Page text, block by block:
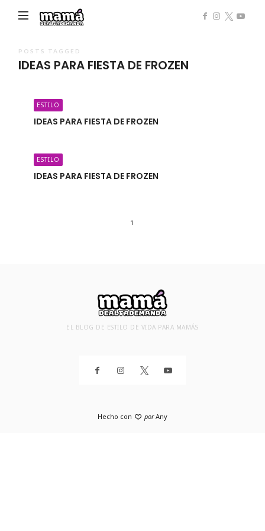
Demanda
POSTS TAGGED
IDEAS PARA FIESTA DE FROZEN
ESTILO
IDEAS PARA FIESTA DE FROZEN
ESTILO
IDEAS PARA FIESTA DE FROZEN
1
EL BLOG DE ESTILO DE VIDA PARA MAMÁS
Hecho con porAny